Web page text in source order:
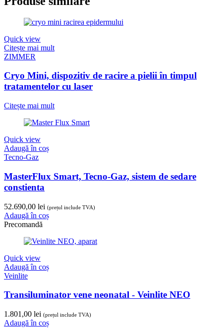
Quick view
Citește mai mult
ZIMMER
Cryo Mini, dispozitiv de racire a pielii în timpul
tratamentelor cu laser
Citește mai mult
Quick view
Adaugă în coș
Tecno-Gaz
MasterFlux Smart, Tecno-Gaz, sistem de sedare
constienta
52.690,00 lei (prețul include TVA)
Adaugă în coș
Precomandă
Quick view
Adaugă în coș
Veinlite
Transiluminator vene neonatal - Veinlite NEO
1.801,00 lei (prețul include TVA)
Adaugă în coș